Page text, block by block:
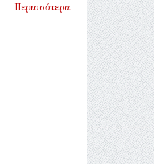
Περισσότερα